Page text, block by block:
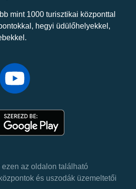
mint 1000 turisztikai központtal
hegyi üdülőhelyekkel,
az oldalon található
és uszodák üzemeltetői